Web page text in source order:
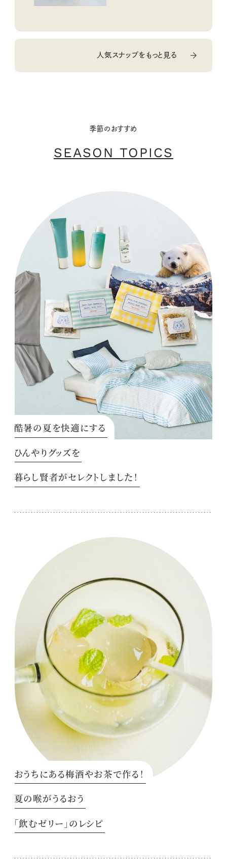
人気スナップをもっと見る
季節のおすすめ
SEASON TOPICS
酷暑の夏を快適にする
ひんやりグッズを
暮らし賢者がセレクトしました！
おうちにある梅酒やお茶で作る！
夏の喉がうるおう
「飲むゼリー」のレシピ